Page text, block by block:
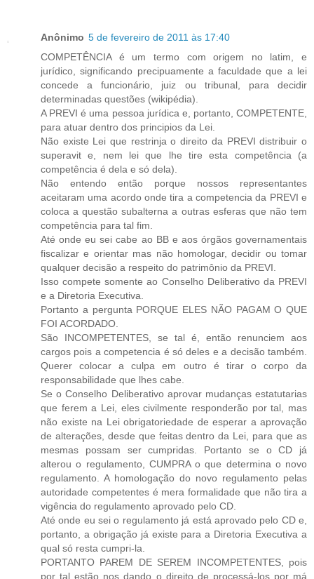
Anônimo 5 de fevereiro de 2011 às 17:40
COMPETÊNCIA é um termo com origem no latim, e
jurídico, significando precipuamente a faculdade que a lei
concede a funcionário, juiz ou tribunal, para decidir
determinadas questões (wikipédia).
A PREVI é uma pessoa jurídica e, portanto, COMPETENTE,
para atuar dentro dos principios da Lei.
Não existe Lei que restrinja o direito da PREVI distribuir o
superavit e, nem lei que lhe tire esta competência (a
competência é dela e só dela).
Não entendo então porque nossos representantes
aceitaram uma acordo onde tira a competencia da PREVI e
coloca a questão subalterna a outras esferas que não tem
competência para tal fim.
Até onde eu sei cabe ao BB e aos órgãos governamentais
fiscalizar e orientar mas não homologar, decidir ou tomar
qualquer decisão a respeito do patrimônio da PREVI.
Isso compete somente ao Conselho Deliberativo da PREVI
e a Diretoria Executiva.
Portanto a pergunta PORQUE ELES NÃO PAGAM O QUE
FOI ACORDADO.
São INCOMPETENTES, se tal é, então renunciem aos
cargos pois a competencia é só deles e a decisão também.
Querer colocar a culpa em outro é tirar o corpo da
responsabilidade que lhes cabe.
Se o Conselho Deliberativo aprovar mudanças estatutarias
que ferem a Lei, eles civilmente responderão por tal, mas
não existe na Lei obrigatoriedade de esperar a aprovação
de alterações, desde que feitas dentro da Lei, para que as
mesmas possam ser cumpridas. Portanto se o CD já
alterou o regulamento, CUMPRA o que determina o novo
regulamento. A homologação do novo regulamento pelas
autoridade competentes é mera formalidade que não tira a
vigência do regulamento aprovado pelo CD.
Até onde eu sei o regulamento já está aprovado pelo CD e,
portanto, a obrigação já existe para a Diretoria Executiva a
qual só resta cumpri-la.
PORTANTO PAREM DE SEREM INCOMPETENTES, pois
por tal estão nos dando o direito de processá-los por má